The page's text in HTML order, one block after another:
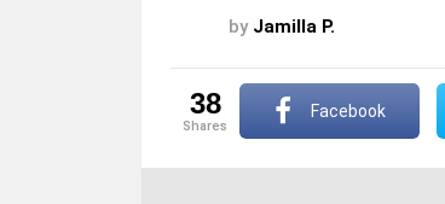
by Jamilla P.
38
shares
Facebook